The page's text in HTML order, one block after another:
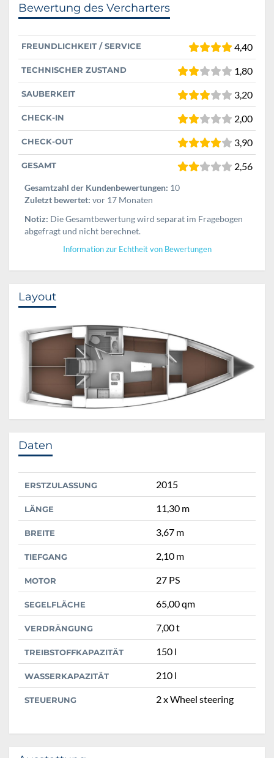
Bewertung des Vercharters
FREUNDLICHKEIT / SERVICE 4,40
TECHNISCHER ZUSTAND 1,80
SAUBERKEIT 3,20
CHECK-IN 2,00
CHECK-OUT 3,90
GESAMT 2,56
Gesamtzahl der Kundenbewertungen: 10
Zuletzt bewertet: vor 17 Monaten
Notiz: Die Gesamtbewertung wird separat im Fragebogen
abgefragt und nicht berechnet.
Information zur Echtheit von Bewertungen
Layout
Daten
ERSTZULASSUNG 2015
LÄNGE 11,30 m
BREITE 3,67 m
TIEFGANG 2,10 m
MOTOR 27 PS
SEGELFLÄCHE 65,00 qm
VERDRÄNGUNG 7,00 t
TREIBSTOFFKAPAZITÄT 150 l
WASSERKAPAZITÄT 210 l
STEUERUNG 2 x Wheel steering